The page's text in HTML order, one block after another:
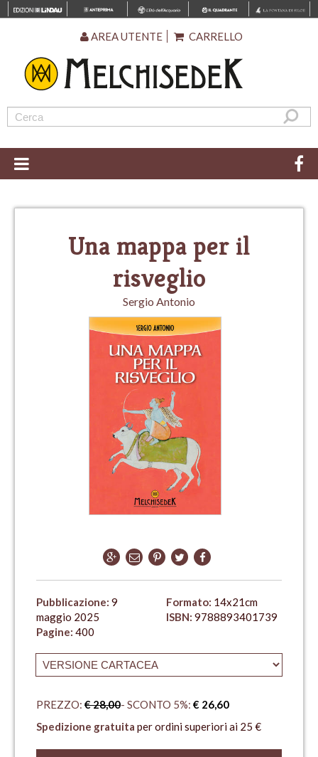
AREA UTENTE CARRELLO
Una mappa per il
risveglio
Sergio Antonio
Pubblicazione: 9
maggio 2025
Pagine: 400
Formato: 14x21cm
ISBN: 9788893401739
PREZZO: € 28,00- SCONTO 5%: € 26,60
Spedizione gratuita per ordini superiori ai 25 €